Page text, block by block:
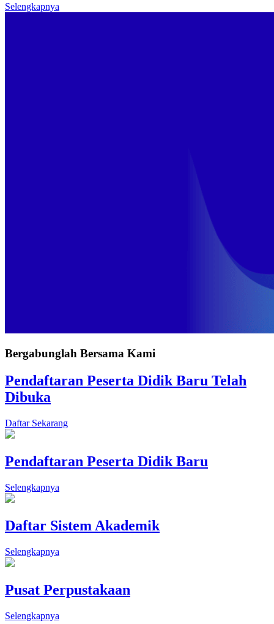
Selengkapnya
Bergabunglah Bersama Kami
Pendaftaran Peserta Didik Baru Telah
Dibuka
Daftar Sekarang
Pendaftaran Peserta Didik Baru
Selengkapnya
Daftar Sistem Akademik
Selengkapnya
Pusat Perpustakaan
Selengkapnya